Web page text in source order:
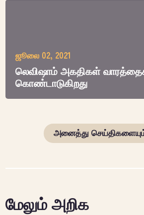
ஜூலை 02, 2021
லெவிஷாம் அகதிகள்
கொண்டாடுகிறது
அனைத்து
மேலும் அறிக